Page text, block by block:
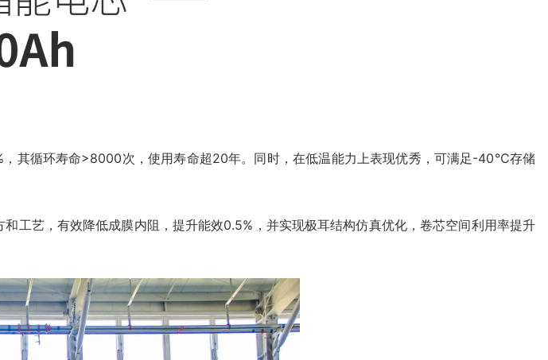
其循环寿命>8000次，使用寿命超20年。同时，在低温能力上表现优秀，可满足-40℃存储
工艺，有效降低成膜内阻，提升能效0.5%，并实现极耳结构仿真优化，卷芯空间利用率提升